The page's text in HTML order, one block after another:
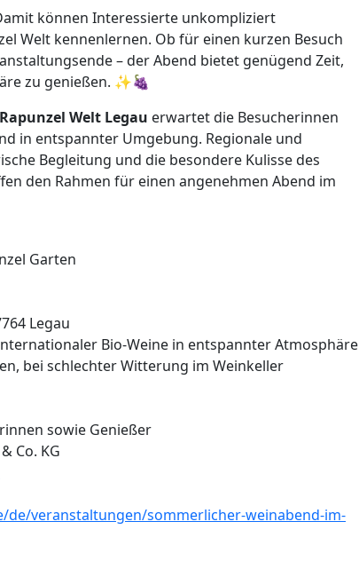
können Interessierte unkompliziert
Welt kennenlernen. Ob für einen kurzen Besuch
– der Abend bietet genügend Zeit,
zu genießen. ✨🍇
Welt Legau erwartet die Besucherinnen
in entspannter Umgebung. Regionale und
Begleitung und die besondere Kulisse des
den Rahmen für einen angenehmen Abend im
Garten
Legau
Bio-Weine in entspannter Atmosphäre
bei schlechter Witterung im Weinkeller
sowie Genießer
Co. KG
veranstaltungen/sommerlicher-weinabend-im-